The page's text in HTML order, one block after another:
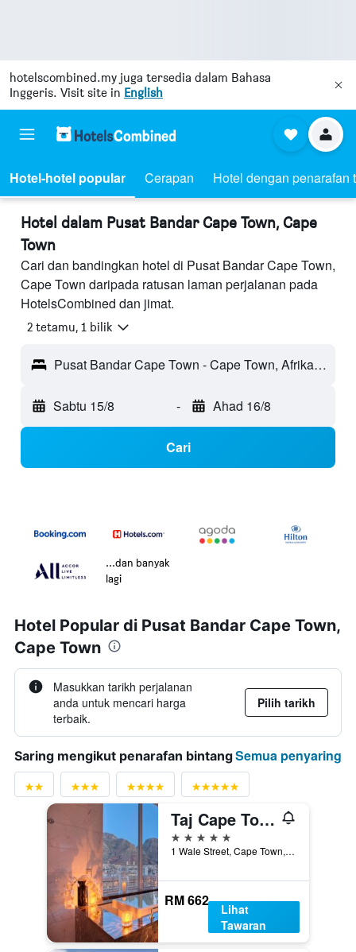
hotelscombined.my juga tersedia dalam Bahasa
Inggeris. Visit site in English
Hotel-hotel popular Cerapan Hotel dengan penarafan
Hotel dalam Pusat Bandar Cape Town, Cape
Town
Cari dan bandingkan hotel di Pusat Bandar Cape Town,
Cape Town daripada ratusan laman perjalanan pada
HotelsCombined dan jimat.
2 tetamu, 1 bilik
Pusat Bandar Cape Town - Cape Town, Afrika Selatan
Sabtu 15/8 - Ahad 16/8
Cari
...dan banyak
lagi
Hotel Popular di Pusat Bandar Cape Town,
Cape Town
Masukkan tarikh perjalanan
anda untuk mencari harga
terbaik.
Pilih tarikh
Saring mengikut penarafan bintangSemua penyaring
Taj Cape Town
5 bintang
1 Wale Street, Cape Town, Western Cape, Afrika Selatan
RM 662
Lihat
Tawaran